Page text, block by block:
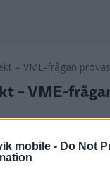
mobile - Do Not
– VME-